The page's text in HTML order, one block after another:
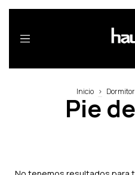
Inicio >
Pie